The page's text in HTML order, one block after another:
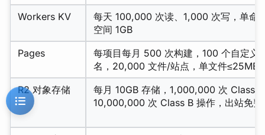
Workers KV
每天 100,000 次读、1,000 次写，单命
空间 1GB
Pages
每项目每月 500 次构建，100 个自定义
名，20,000 文件/站点，单文件≤25MB
R2 对象存储
每月 10GB 存储，1,000,000 次 Class
10,000,000 次 Class B 操作，出站免费